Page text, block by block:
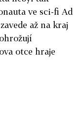
ve sci-fi Ad
až na kraj
otce hraje